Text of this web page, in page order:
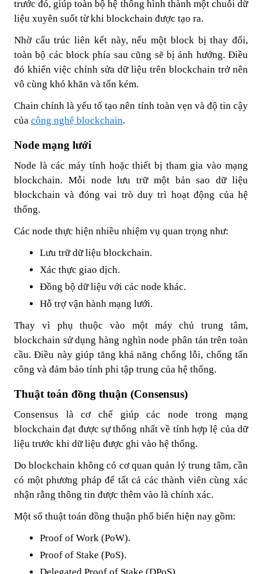
trước đó, giúp toàn bộ hệ thống hình thành một chuỗi dữ
liệu xuyên suốt từ khi blockchain được tạo ra.
Nhờ cấu trúc liên kết này, nếu một block bị thay đổi,
toàn bộ các block phía sau cũng sẽ bị ảnh hưởng. Điều
đó khiến việc chỉnh sửa dữ liệu trên blockchain trở nên
vô cùng khó khăn và tốn kém.
Chain chính là yếu tố tạo nên tính toàn vẹn và độ tin cậy
của công nghệ blockchain.
Node mạng lưới
Node là các máy tính hoặc thiết bị tham gia vào mạng
blockchain. Mỗi node lưu trữ một bản sao dữ liệu
blockchain và đóng vai trò duy trì hoạt động của hệ
thống.
Các node thực hiện nhiều nhiệm vụ quan trọng như:
Lưu trữ dữ liệu blockchain.
Xác thực giao dịch.
Đồng bộ dữ liệu với các node khác.
Hỗ trợ vận hành mạng lưới.
Thay vì phụ thuộc vào một máy chủ trung tâm,
blockchain sử dụng hàng nghìn node phân tán trên toàn
cầu. Điều này giúp tăng khả năng chống lỗi, chống tấn
công và đảm bảo tính phi tập trung của hệ thống.
Thuật toán đồng thuận (Consensus)
Consensus là cơ chế giúp các node trong mạng
blockchain đạt được sự thống nhất về tính hợp lệ của dữ
liệu trước khi dữ liệu được ghi vào hệ thống.
Do blockchain không có cơ quan quản lý trung tâm, cần
có một phương pháp để tất cả các thành viên cùng xác
nhận rằng thông tin được thêm vào là chính xác.
Một số thuật toán đồng thuận phổ biến hiện nay gồm:
Proof of Work (PoW).
Proof of Stake (PoS).
Delegated Proof of Stake (DPoS).